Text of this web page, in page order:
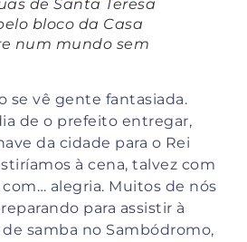
de Santa Teresa
bloco da Casa
num mundo sem
se vê gente fantasiada.
de o prefeito entregar,
da cidade para o Rei
à cena, talvez com
alegria. Muitos de nós
para assistir à
samba no Sambódromo,